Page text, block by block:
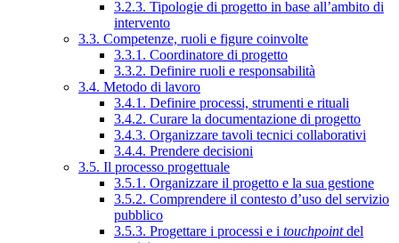
3.2.3. Tipologie di progetto in base all’ambito di
intervento
3.3. Competenze, ruoli e figure coinvolte
3.3.1. Coordinatore di progetto
3.3.2. Definire ruoli e responsabilità
3.4. Metodo di lavoro
3.4.1. Definire processi, strumenti e rituali
3.4.2. Curare la documentazione di progetto
3.4.3. Organizzare tavoli tecnici collaborativi
3.4.4. Prendere decisioni
3.5. Il processo progettuale
3.5.1. Organizzare il progetto e la sua gestione
3.5.2. Comprendere il contesto d’uso del servizio
pubblico
3.5.3. Progettare i processi e i touchpointdel